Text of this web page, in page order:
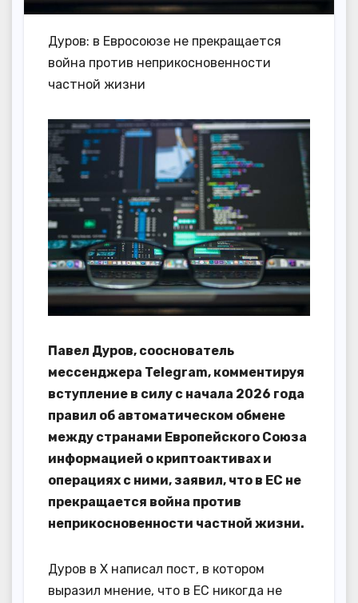
Дуров: в Евросоюзе не прекращается
война против неприкосновенности
частной жизни
Павел Дуров, сооснователь
мессенджера Telegram, комментируя
вступление в силу с начала 2026 года
правил об автоматическом обмене
между странами Европейского Союза
информацией о криптоактивах и
операциях с ними, заявил, что в ЕС не
прекращается война против
неприкосновенности частной жизни.
Дуров в Х написал пост, в котором
выразил мнение, что в ЕС никогда не